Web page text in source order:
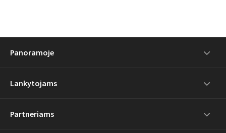
Panoramoje
Lankytojams
Partneriams